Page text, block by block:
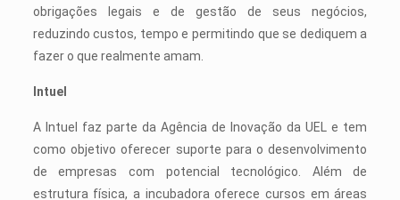
obrigações legais e de gestão de seus negócios,
reduzindo custos, tempo e permitindo que se dediquem a
fazer o que realmente amam.
Intuel
A Intuel faz parte da Agência de Inovação da UEL e tem
como objetivo oferecer suporte para o desenvolvimento
de empresas com potencial tecnológico. Além de
estrutura física, a incubadora oferece cursos em áreas